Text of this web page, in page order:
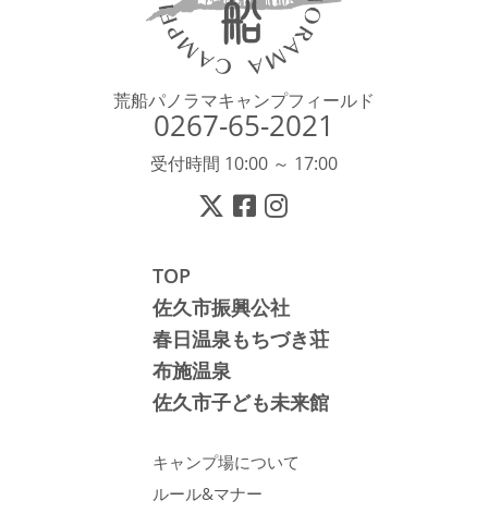
荒船パノラマキャンプフィールド
0267-65-2021
受付時間 10:00 ～ 17:00
TOP
佐久市振興公社
春日温泉もちづき荘
布施温泉
佐久市子ども未来館
キャンプ場について
ルール&マナー